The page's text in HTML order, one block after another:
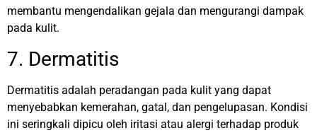
membantu mengendalikan gejala dan mengurangi dampak
pada kulit.
7. Dermatitis
Dermatitis adalah peradangan pada kulit yang dapat
menyebabkan kemerahan, gatal, dan pengelupasan. Kondisi
ini seringkali dipicu oleh iritasi atau alergi terhadap produk